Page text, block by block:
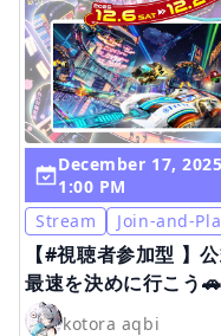
December 17,
1:00 PM
Stream
Join-and-
【#視聴者参加型 】
最速を決めに行こう
aqbi 】kotora aqbi